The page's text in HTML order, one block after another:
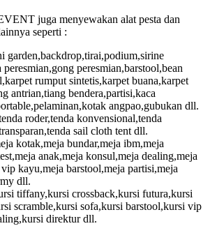
juga menyewakan alat pesta dan
seperti :
garden,backdrop,tirai,podium,sirine
peresmian,gong peresmian,barstool,bean
rumput sintetis,karpet buana,karpet
antrian,tiang bendera,partisi,kaca
angpao,gubukan dll.
roder,tenda konvensional,tenda
sail cloth tent dll.
kotak,meja bundar,meja ibm,meja
anak,meja konsul,meja dealing,meja
kayu,meja barstool,meja partisi,meja
dll.
tiffany,kursi crossback,kursi futura,kursi
scramble,kursi sofa,kursi barstool,kursi vip
direktur dll.